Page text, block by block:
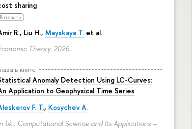
sharing
В печати
R., Liu H., Mayskaya T. et al.
Theory. 2026.
в книге
Anomaly Detection Using LC-Curves:
Application to Geophysical Time Series
F. T., Kosychev A.
bk.: Computational Science and Its Applications –